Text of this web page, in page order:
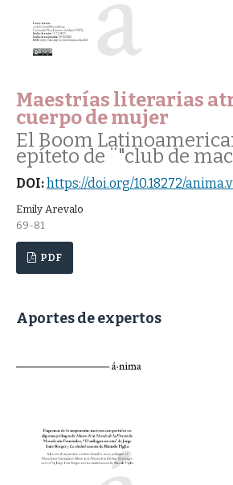
Maestrías literarias
cuerpo de mujer
El Boom
epíteto de ¨"club de
DOI:https://doi.org/10.18272/
Emily Arevalo
69-81
PDF
Aportes de expertos